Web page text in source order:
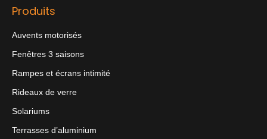
Produits
Auvents motorisés
Fenêtres 3 saisons
Rampes et écrans intimité
Rideaux de verre
Solariums
Terrasses d’aluminium